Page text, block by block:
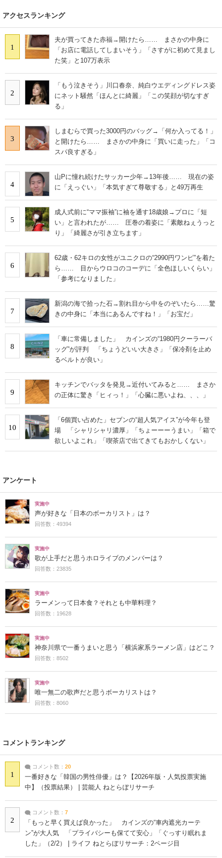
アクセスランキング
1
夫が買ってきた赤福→開けたら…… まさかの中身に
「お店に電話してしまいそう」「さすがに初めて見まし
た笑」と107万表示
2
「もう泣きそう」川口春奈、純白ウエディングドレス姿
にネット騒然「ほんとに綺麗」「この笑顔が切なすぎ
る」
3
しまむらで買った3000円のバッグ→「何か入ってる！」
と開けたら…… まさかの中身に「買いに走った」「コ
スパ良すぎる」
4
山Pに憧れ続けたサッカー少年→13年後…… 現在の姿
に「えっぐい」「本気すぎて尊敬する」と49万再生
5
成人式前に“ママ振袖”に袖を通す18歳娘→プロに「短
い」と言われたが…… 圧巻の着姿に「素敵ねぇうっと
り」「綺麗さが引き立ちます」
6
62歳・62キロの女性がユニクロの“2990円ワンピ”を着た
ら…… 目からウロコのコーデに「全色ほしいくらい」
「参考になりました」
7
新潟の海で拾った石→割れ目から中をのぞいたら……驚
きの中身に「本当にあるんですね！」「お宝だ」
8
「車に常備しました」 カインズの“1980円クーラーバ
ッグ”が評判 「ちょうどいい大きさ」「保冷剤を止め
るベルトが良い」
9
キッチンでバッタを発見→近付いてみると…… まさか
の正体に驚き「ヒィっ！」「心臓に悪いよね、、、」
10
「6個買い占めた」セブンの“超人気アイス”が今年も登
場 「シャリシャリ濃厚」「ちょーーーうまい」「箱で
欲しいよこれ」「喫茶店で出てきてもおかしくない」
アンケート
実施中
声が好きな「日本のボーカリスト」は？
回答数：49394
実施中
歌が上手だと思うホロライブのメンバーは？
回答数：23835
実施中
ラーメンって日本食？それとも中華料理？
回答数：19628
実施中
神奈川県で一番うまいと思う「横浜家系ラーメン店」はどこ？
回答数：8502
実施中
唯一無二の歌声だと思うボーカリストは？
回答数：8060
コメントランキング
1
コメント数： 20
一番好きな「韓国の男性俳優」は？【2026年版・人気投票実施
中】（投票結果） | 芸能人 ねとらぼリサーチ
2
コメント数： 7
「もっと早く買えば良かった」 カインズの“車内遮光カーテ
ン”が大人気 「プライバシーも保てて安心」「ぐっすり眠れま
した」（2/2） | ライフ ねとらぼリサーチ：2ページ目